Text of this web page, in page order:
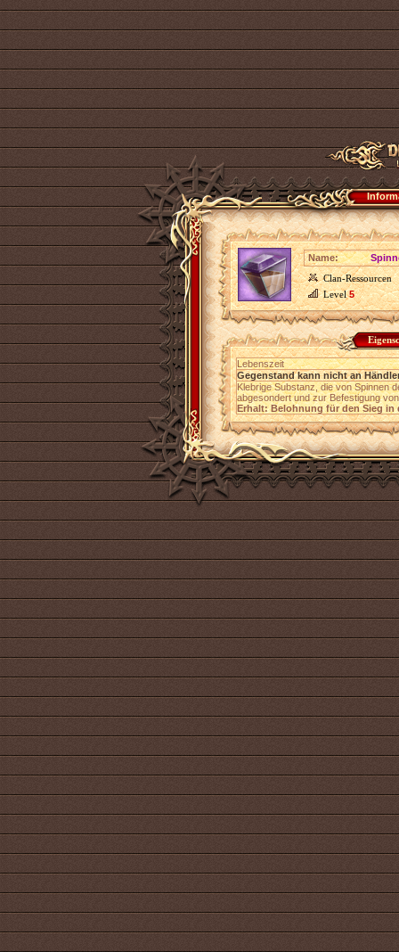
Name:
Clan-Ressourcen
Level5
Lebenszeit
Gegenstand kann nicht an
Klebrige Substanz, die von Spinnen
abgesondert und zur Befestigung
Erhalt: Belohnung für den Sieg in